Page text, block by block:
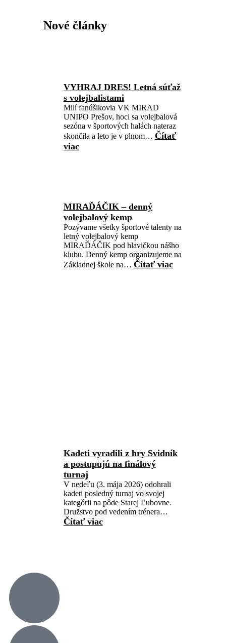
Nové články
VYHRAJ DRES! Letná súťaž
s volejbalistami
Milí fanúšikovia VK MIRAD
UNIPO Prešov, hoci sa volejbalová
sezóna v športových halách nateraz
skončila a leto je v plnom… Čítať
viac
MIRAĎÁČIK – denný
volejbalový kemp
Pozývame všetky športové talenty na
letný volejbalový kemp
MIRAĎÁČIK pod hlavičkou nášho
klubu. Denný kemp organizujeme na
Základnej škole na… Čítať viac
Kadeti vyradili z hry Svidník
a postupujú na finálový
turnaj
V nedeľu (3. mája 2026) odohrali
kadeti posledný turnaj vo svojej
kategórii na pôde Starej Ľubovne.
Družstvo pod vedením trénera…
Čítať viac